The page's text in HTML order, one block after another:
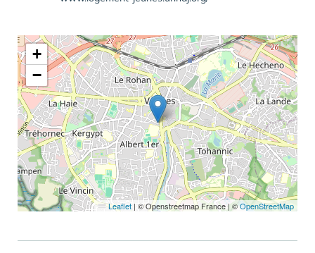
+
−
Leaflet | © Openstreetmap France | ©OpenStreetMap